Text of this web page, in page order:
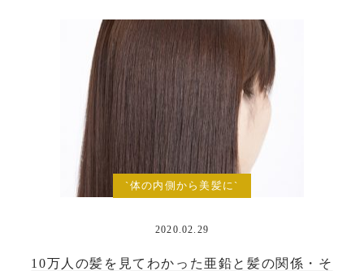
`体の内側から美髪に`
2020.02.29
10万人の髪を見てわかった亜鉛と髪の関係・そ